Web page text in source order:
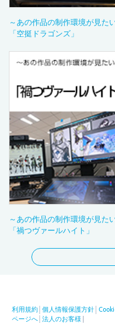
～あの作品の制作環境が見た
「空挺ドラゴンズ」
～あの作品の制作環境が見た
「禍つヴァールハイト」
利用規約 個人情報保護方針
ページへ 法人のお客様 |